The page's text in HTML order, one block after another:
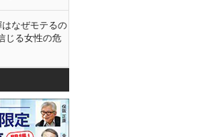
はなぜモテるの
じる女性の危